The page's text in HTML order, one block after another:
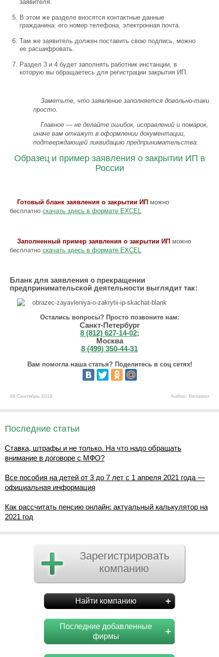
заявителя.
В этом же разделе вносятся контактные данные
гражданина: его номер телефона, электронная почта.
Там же заявитель должен поставить свою подпись, можно
ее расшифровать.
Раздел 3 и 4 будет заполнять работник инстанции, в
которую вы обращаетесь для регистрации закрытия ИП.
Заметьте, что заявление заполняется довольно-таки
просто.
Главное — не делайте ошибок, исправлений и помарок,
иначе вам откажут в оформлении документации,
подтверждающей ликвидацию предпринимательства.
Образец и пример заявления о закрытии ИП в
России
Готовый бланк заявления о закрытии ИП можно
бесплатно скачать здесь в формате EXCEL
Заполненный пример заявления о закрытии ИП можно
бесплатно скачать здесь в формате EXCEL
Бланк для заявления о прекращении
предпринимательской деятельности выглядит так:
Остались вопросы? Просто позвоните нам:
Санкт-Петербург
8 (812) 627-14-02;
Москва
8 (499) 350-44-31
Вам помогла наша статья? Поделитесь в соц сетях!
08 Сентябрь 2018 Author: Redaktor
Последние статьи
Ставка, штрафы и не только. На что надо обращать
внимание в договоре с МФО?
Все пособия на детей от 3 до 7 лет с 1 апреля 2021 года —
официальная информация
Как рассчитать пенсию онлайн: актуальный калькулятор на
2021 год
Зарегистрировать
компанию
Найти компанию
Последние добавленные
фирмы